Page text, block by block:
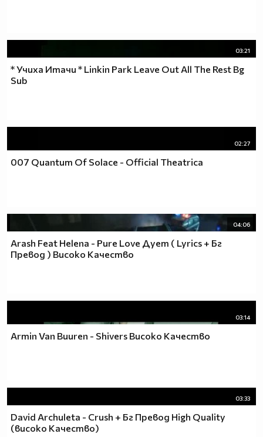
║╔╗║╔╗║║║║║╩╣ФЕН!!!
╚╝╚╩╝╚╩╩╩╩╩═╝=====
03:21
* Учиха Итачи * Linkin Park Leave Out All The Rest Bg
Sub
02:27
007 Quantum Of Solace - Official Theatrica
04:06
Arash Feat Helena - Pure Love Дует ( Lyrics + Бг
Превод ) Високо Качество
03:14
Armin Van Buuren - Shivers Високо Качество
03:33
David Archuleta - Crush + Бг Превод High Quality
(високо Качество)